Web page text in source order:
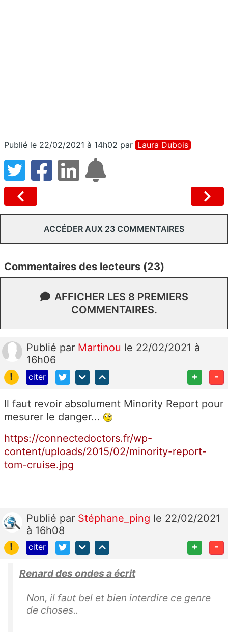
Publié le 22/02/2021 à 14h02 par Laura Dubois
ACCÉDER AUX 23 COMMENTAIRES
Commentaires des lecteurs (23)
AFFICHER LES 8 PREMIERS
COMMENTAIRES.
Publié par Martinou le 22/02/2021 à
16h06
!
citer + -
Il faut revoir absolument Minority Report pour
mesurer le danger...
https://connectedoctors.fr/wp-
content/uploads/2015/02/minority-report-
tom-cruise.jpg
Publié par Stéphane_ping le 22/02/2021
à 16h08
!
citer + -
Renard des ondes a écrit
Non, il faut bel et bien interdire ce genre
de choses..